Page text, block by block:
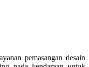
pemasangan desain